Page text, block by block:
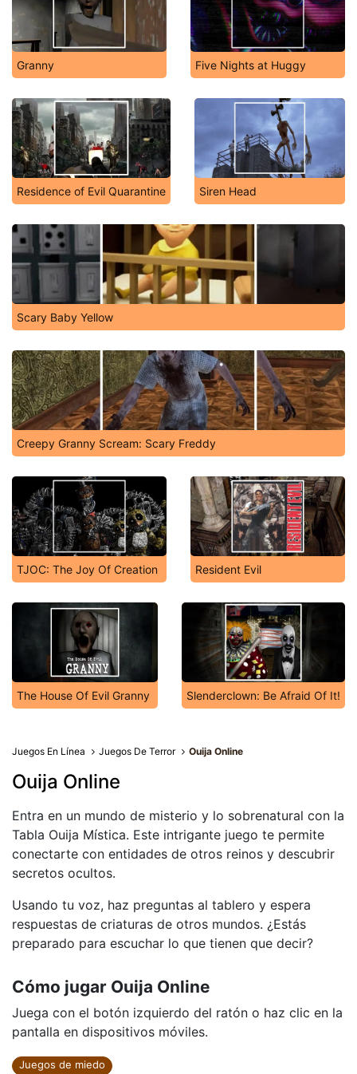
Granny Five Nights at Huggy
Residence of Evil Quarantine Siren Head
Scary Baby Yellow
Creepy Granny Scream: Scary Freddy
TJOC: The Joy Of Creation Resident Evil
The House Of Evil Granny Slenderclown: Be Afraid Of It!
Juegos En Línea Juegos De Terror Ouija Online
Ouija Online
Entra en un mundo de misterio y lo sobrenatural con la
Tabla Ouija Mística. Este intrigante juego te permite
conectarte con entidades de otros reinos y descubrir
secretos ocultos.
Usando tu voz, haz preguntas al tablero y espera
respuestas de criaturas de otros mundos. ¿Estás
preparado para escuchar lo que tienen que decir?
Cómo jugar Ouija Online
Juega con el botón izquierdo del ratón o haz clic en la
pantalla en dispositivos móviles.
Juegos de miedo